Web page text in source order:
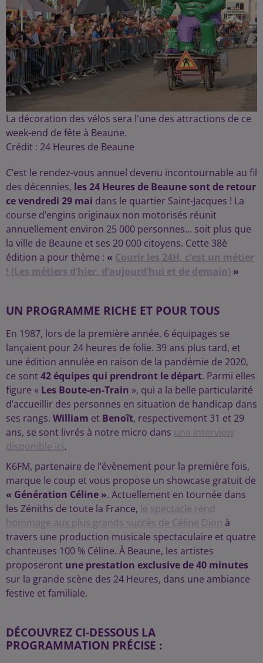
La décoration des vélos sera l'une des attractions de ce
week-end de fête à Beaune.
Crédit : 24 Heures de Beaune
C’est le rendez-vous annuel devenu incontournable au fil
des décennies, les 24 Heures de Beaune sont de retour
ce vendredi 29 mai dans le quartier Saint-Jacques ! La
course d’engins originaux non motorisés réunit
annuellement environ 25 000 personnes… soit plus que
la ville de Beaune et ses 20 000 citoyens. Cette 38è
édition a pour thème : « Courir les 24H, c’est un métier
! (Les métiers d’hier, d’aujourd’hui et de demain) »
UN PROGRAMME RICHE ET POUR TOUS
En 1987, lors de la première année, 6 équipages se
lançaient pour 24 heures de folie. 39 ans plus tard, et
une édition annulée en raison de la pandémie de 2020,
ce sont42 équipes qui prendront le départ. Parmi elles
figure « Les Boute-en-Train », qui a la belle particularité
d’accueillir des personnes en situation de handicap dans
ses rangs. William et Benoît, respectivement 31 et 29
ans, se sont livrés à notre micro dans une interview
disponible ici .
K6FM, partenaire de l’évènement pour la première fois,
marque le coup et vous propose un showcase gratuit de
« Génération Céline ». Actuellement en tournée dans
les Zéniths de toute la France, le spectacle rend
hommage aux plus grands succès de Céline Dion à
travers une production musicale spectaculaire et quatre
chanteuses 100 % Céline. À Beaune, les artistes
proposeront une prestation exclusive de 40 minutes
sur la grande scène des 24 Heures, dans une ambiance
festive et familiale.
DÉCOUVREZ CI-DESSOUS LA
PROGRAMMATION PRÉCISE :